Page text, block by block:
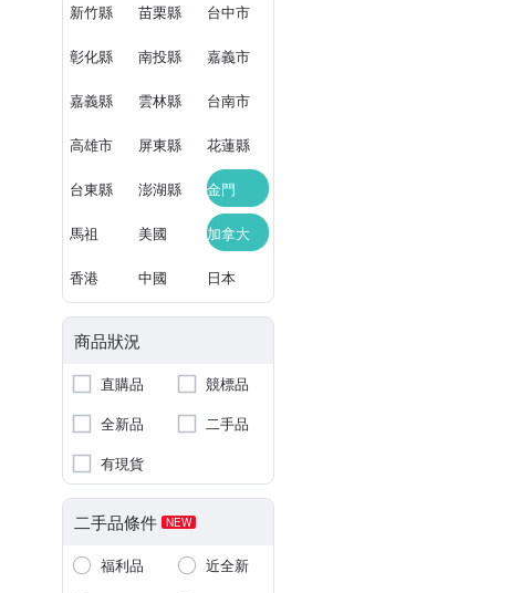
新竹縣 苗栗縣 台中市
彰化縣 南投縣 嘉義市
嘉義縣 雲林縣 台南市
高雄市 屏東縣 花蓮縣
台東縣 澎湖縣 金門
馬祖 美國 加拿大
香港 中國 日本
商品狀況
直購品
競標品
全新品
二手品
有現貨
二手品條件 NEW
福利品
近全新